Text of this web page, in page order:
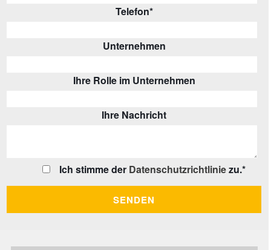
Telefon*
Unternehmen
Ihre Rolle im Unternehmen
Ihre Nachricht
Ich stimme der Datenschutzrichtliniezu.*